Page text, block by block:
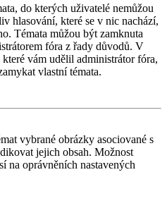
do kterých uživatelé nemůžou
hlasování, které se v nic nachází,
Témata můžou být zamknuta
fóra z řady důvodů. V
vám udělil administrátor fóra,
vlastní témata.
vybrané obrázky asociované s
jejich obsah. Možnost
na oprávněních nastavených